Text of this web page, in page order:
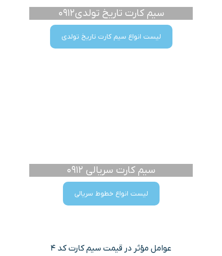
سیم کارت تاریخ تولدی0912
لیست انواع سیم کارت تاریخ تولدی
سیم کارت سریالی 0912
لیست انواع خطوط سریالی
عوامل مؤثر در قیمت سیم کارت کد 4